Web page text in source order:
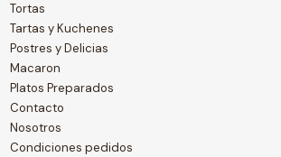
Tortas
Tartas y Kuchenes
Postres y Delicias
Macaron
Platos Preparados
Contacto
Nosotros
Condiciones pedidos